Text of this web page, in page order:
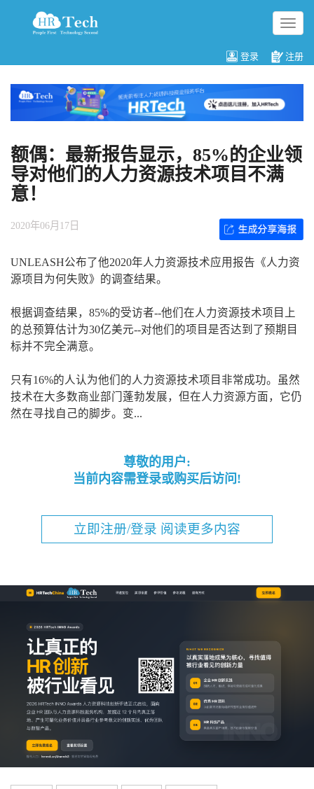
切
换
航
登录 注册
额偶：最新报告显示，85%的企业领
导对他们的人力资源技术项目不满
意！
2020年06月17日
UNLEASH公布了他2020年人力资源技术应用报告《人力资
源项目为何失败》的调查结果。
根据调查结果，85%的受访者--他们在人力资源技术项目上
的总预算估计为30亿美元--对他们的项目是否达到了预期目
标并不完全满意。
只有16%的人认为他们的人力资源技术项目非常成功。虽然
技术在大多数商业部门蓬勃发展，但在人力资源方面，它仍
然在寻找自己的脚步。变...
尊敬的用户:
当前内容需登录或购买后访问!
立即注册/登录 阅读更多内容